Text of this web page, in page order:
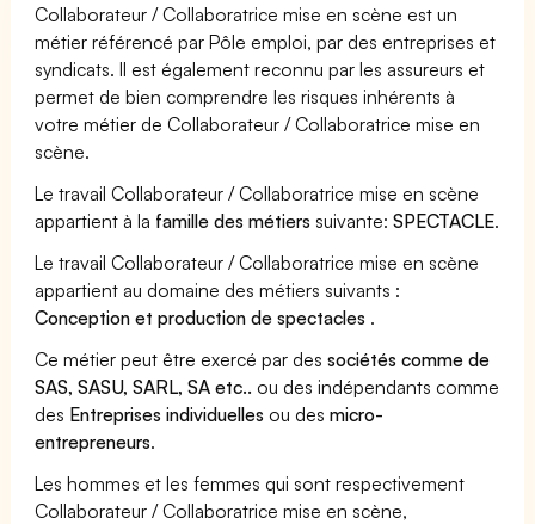
Collaborateur / Collaboratrice mise en scène est un
métier référencé par Pôle emploi, par des entreprises et
syndicats. Il est également reconnu par les assureurs et
permet de bien comprendre les risques inhérents à
votre métier de Collaborateur / Collaboratrice mise en
scène.
Le travail Collaborateur / Collaboratrice mise en scène
appartient à la famille des métiers suivante:SPECTACLE.
Le travail Collaborateur / Collaboratrice mise en scène
appartient au domaine des métiers suivants :
Conception et production de spectacles .
Ce métier peut être exercé par dessociétés comme de
SAS, SASU, SARL, SA etc.. ou des indépendants comme
des Entreprises individuelles ou desmicro-
entrepreneurs.
Les hommes et les femmes qui sont respectivement
Collaborateur / Collaboratrice mise en scène,